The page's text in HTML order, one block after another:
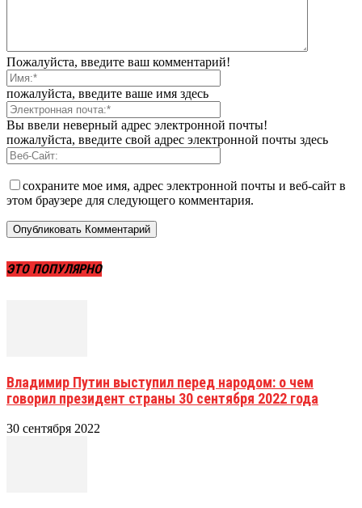
Пожалуйста, введите ваш комментарий!
пожалуйста, введите ваше имя здесь
Вы ввели неверный адрес электронной почты!
пожалуйста, введите свой адрес электронной почты здесь
сохраните мое имя, адрес электронной почты и веб-сайт в
этом браузере для следующего комментария.
ЭТО ПОПУЛЯРНО
Владимир Путин выступил перед народом: о чем
говорил президент страны 30 сентября 2022 года
30 сентября 2022